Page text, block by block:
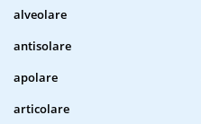
alveolare
antisolare
apolare
articolare